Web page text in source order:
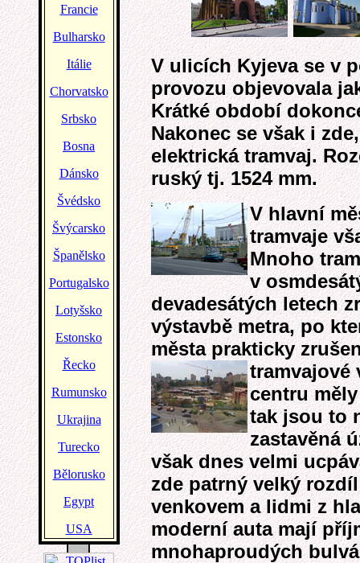
V ulicích Kyjeva se v
provozu objevovala
Krátké období
Nakonec se však i
elektrická tramvaj.
ruský tj. 1524 mm.
V hlavní
tramvaje
Mnoho
v
devadesátých letech
výstavbě metra, po
města prakticky
tramvajové
centru
tak jsou to
zastavěná
však dnes velmi
zde patrný velký
venkovem a lidmi z
moderní auta mají
mnohaproudých